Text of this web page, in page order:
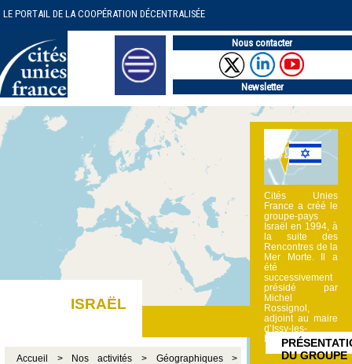
LE PORTAIL DE LA COOPÉRATION DÉCENTRALISÉE
Nous contacter
Newsletter
ISRAËL
Accueil > Nos activités >
Géographiques >
Cités Unies
France a créé le
groupe-pays
Israël en 1994, à
la suite des
Rencontres de la
Mer Morte. Il a
été
successivement
présidé par
Michel
Rossignol,
adjoint au maire
d’Issy-les-
Moulineaux ; (…)
DU GROUPE